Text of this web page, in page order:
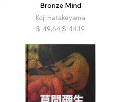
Bronze Mind
Koji Hatakeyama
$ 49.64 $ 44.19